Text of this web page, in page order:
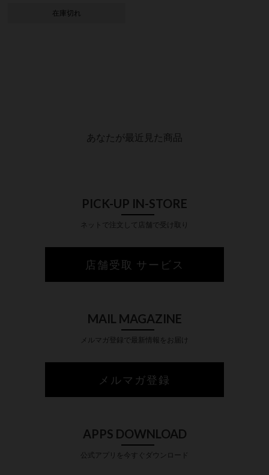
在庫切れ
あなたが最近見た商品
PICK-UP IN-STORE
ネットで注文して店舗で受け取り
店舗受取 サービス
MAIL MAGAZINE
メルマガ登録で最新情報をお届け
メルマガ登録
APPS DOWNLOAD
公式アプリを今すぐダウンロード